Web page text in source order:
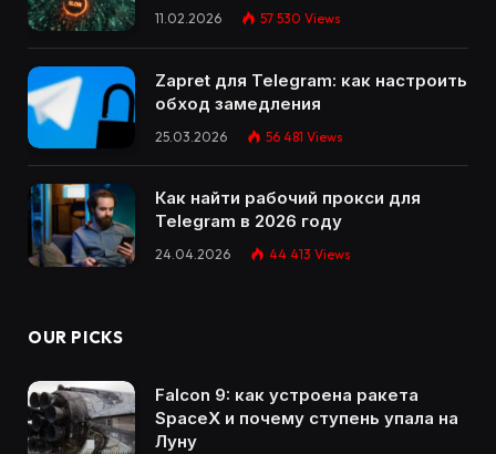
11.02.2026 57 530 Views
Zapret для Telegram: как настроить
обход замедления
25.03.2026 56 481 Views
Как найти рабочий прокси для
Telegram в 2026 году
24.04.2026 44 413 Views
OUR PICKS
Falcon 9: как устроена ракета
SpaceX и почему ступень упала на
Луну